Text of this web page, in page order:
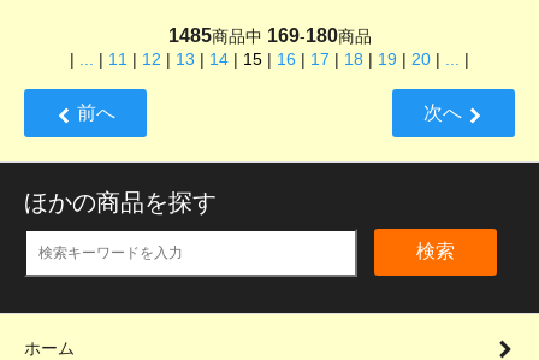
1485商品中 169-180商品
| ... | 11 | 12 | 13 | 14 | 15 | 16 | 17 | 18 | 19 | 20 | ... |
前へ 次へ
ほかの商品を探す
検索
ホーム